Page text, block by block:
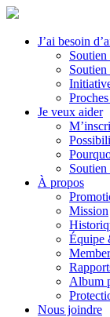
J’ai besoin
Soutien
Soutien
Je veux aider
Soutien
À propos
Mission
Équipe
Album
Nous joindre